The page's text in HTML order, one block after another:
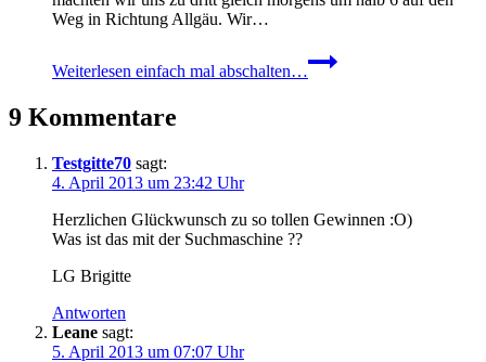
Weg in Richtung Allgäu. Wir…
Weiterlesen einfach mal abschalten…
9 Kommentare
Testgitte70 sagt:
4. April 2013 um 23:42 Uhr
Herzlichen Glückwunsch zu so tollen Gewinnen :O)
Was ist das mit der Suchmaschine ??
LG Brigitte
Antworten
Leane sagt:
5. April 2013 um 07:07 Uhr